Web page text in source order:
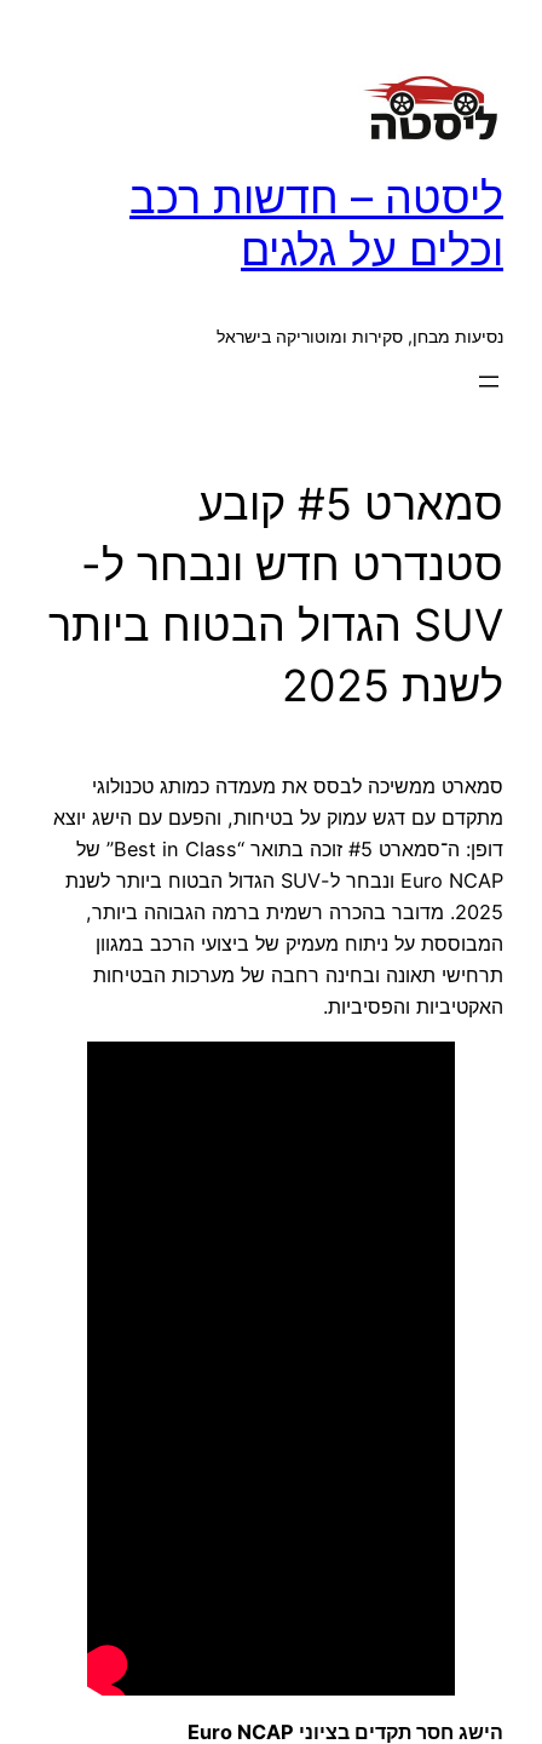
ליסטה – חדשות רכב
וכלים על גלגים
נסיעות מבחן, סקירות ומוטוריקה בישראל
סמארט #5 קובע
סטנדרט חדש ונבחר ל-
SUV הגדול הבטוח ביותר
לשנת 2025
סמארט ממשיכה לבסס את מעמדה כמותג טכנולוגי
מתקדם עם דגש עמוק על בטיחות, והפעם עם הישג יוצא
דופן: ה־סמארט #5 זוכה בתואר “Best in Class” של
Euro NCAP ונבחר ל-SUV הגדול הבטוח ביותר לשנת
2025. מדובר בהכרה רשמית ברמה הגבוהה ביותר,
המבוססת על ניתוח מעמיק של ביצועי הרכב במגוון
תרחישי תאונה ובחינה רחבה של מערכות הבטיחות
האקטיביות והפסיביות.
הישג חסר תקדים בציוני Euro NCAP